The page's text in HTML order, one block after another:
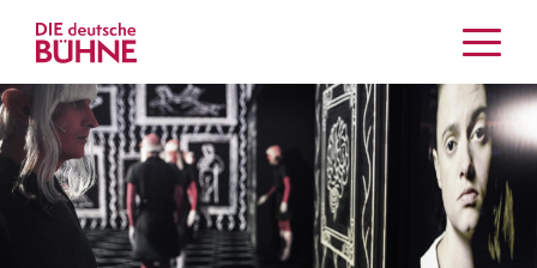
Kritiken
Schauspiel
Musiktheater
Tanz
Crossover